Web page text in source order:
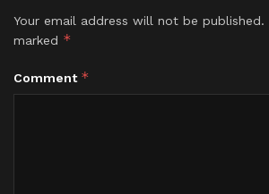
Your email address will not be published.
marked *
Comment *